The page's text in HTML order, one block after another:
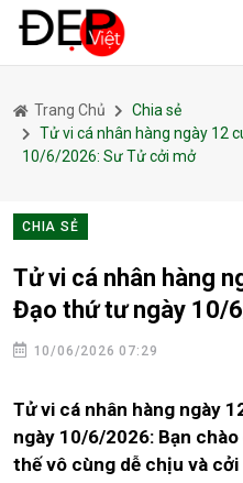
Trang Chủ
Chia sẻ
Tử vi cá nhân hàng ngày 12
10/6/2026: Sư Tử cởi mở
CHIA SẺ
Tử vi cá nhân hàng
Đạo thứ tư ngày 10/
10/06/2026 07:29
Tử vi cá nhân hàng ngày
ngày 10/6/2026: Bạn
thế vô cùng dễ chịu và